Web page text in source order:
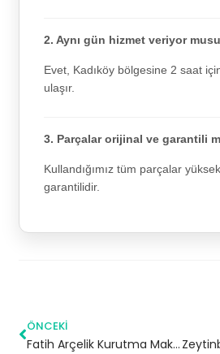
2. Aynı gün hizmet veriyor
Evet, Kadıköy bölgesine 2 saat
ulaşır.
3. Parçalar orijinal ve garantili
Kullandığımız tüm parçalar
garantilidir.
ÖNCEKI
Fatih Arçelik Kurutma Makinesi Servisi